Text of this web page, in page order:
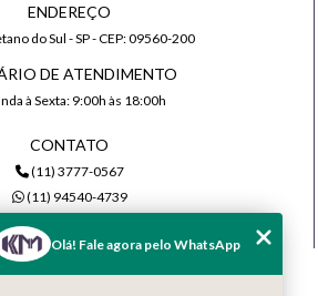
ENDEREÇO
do Sul - SP - CEP: 09560-200
DE ATENDIMENTO
à Sexta: 9:00h às 18:00h
CONTATO
(11) 3777-0567
(11) 94540-4739
Olá! Fale agora pelo WhatsApp